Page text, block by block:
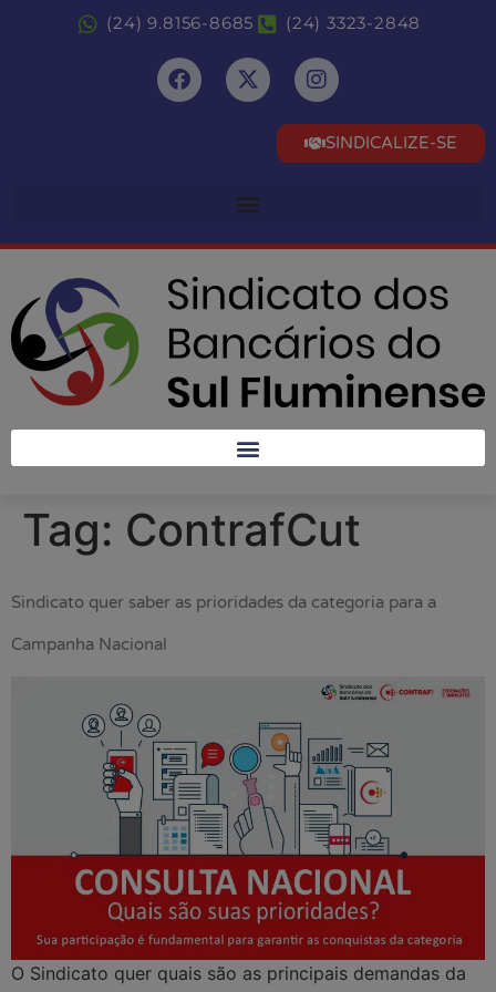
(24) 9.8156-8685 (24) 3323-2848
SINDICALIZE-SE
Tag: ContrafCut
Sindicato quer saber as prioridades da categoria para a
Campanha Nacional
O Sindicato quer quais são as principais demandas da